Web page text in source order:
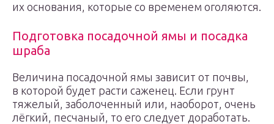
их основания, которые со временем оголяются.
Подготовка посадочной ямы и посадка
шраба
Величина посадочной ямы зависит от почвы,
в которой будет расти саженец. Если грунт
тяжелый, заболоченный или, наоборот, очень
лёгкий, песчаный, то его следует доработать.